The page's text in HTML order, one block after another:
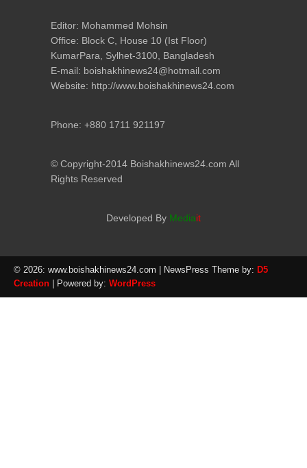
Editor: Mohammed Mohsin
Office: Block C, House 10 (Ist Floor)
KumarPara, Sylhet-3100, Bangladesh
E-mail: boishakhinews24@hotmail.com
Website: http://www.boishakhinews24.com
Phone: +880 1711 921197
© Copyright-2014 Boishakhinews24.com All
Rights Reserved
Developed By Mediait
© 2026: www.boishakhinews24.com | NewsPress Theme by: D5
Creation | Powered by: WordPress